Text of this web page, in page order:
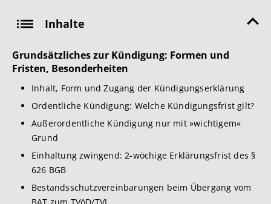
Inhalte
Grundsätzliches zur Kündigung: Formen und
Fristen, Besonderheiten
Inhalt, Form und Zugang der Kündigungserklärung
Ordentliche Kündigung: Welche Kündigungsfrist gilt?
Außerordentliche Kündigung nur mit »wichtigem«
Grund
Einhaltung zwingend: 2-wöchige Erklärungsfrist des §
626 BGB
Bestandsschutzvereinbarungen beim Übergang vom